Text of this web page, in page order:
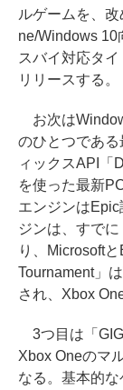
ルゲームを、
ne/Windows 10
スバイ対応タ
リリースする。
お次は
のひとつである
ィックスAPI「
を使った最新
エンジンは
ジンは、すで
り、Microsoft
Tournament」
され、Xbox
3つ目は「
Xbox Oneのマ
なる。基本的